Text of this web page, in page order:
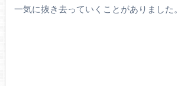
一気に抜き去っていくことがありました。